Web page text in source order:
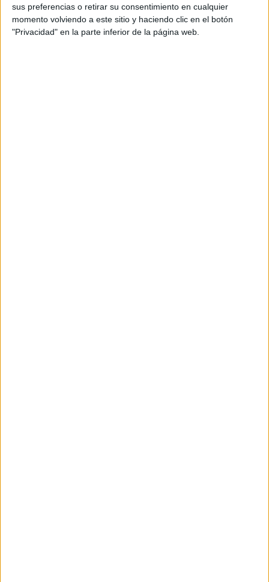
sus preferencias o retirar su consentimiento en cualquier
momento volviendo a este sitio y haciendo clic en el botón
"Privacidad" en la parte inferior de la página web.
Este último punto es muy importante ya que es aquí
donde el alumno vaya a tener mayor problemas. Es